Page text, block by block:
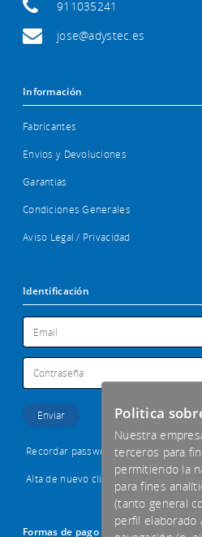
911035241
jose@adystec.es
Información
Fabricantes
Envios y Devoluciones
Garantias
Condiciones Generales
Aviso Legal / Privacidad
Identificación
Recordar password
Alta de nuevo cliente
Formas de pago aceptadas
Politica
Nuestra
terceros para
permitiendo la
para fines
(tanto general
perfil